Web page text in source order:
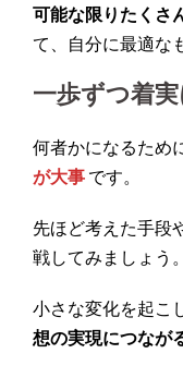
可能な限りたくさ
て、自分に最適な
一歩ずつ着
何者かになるため
が大事 です。
先ほど考えた手段
戦してみましょう。
小さな変化を起こ
想の実現につなが